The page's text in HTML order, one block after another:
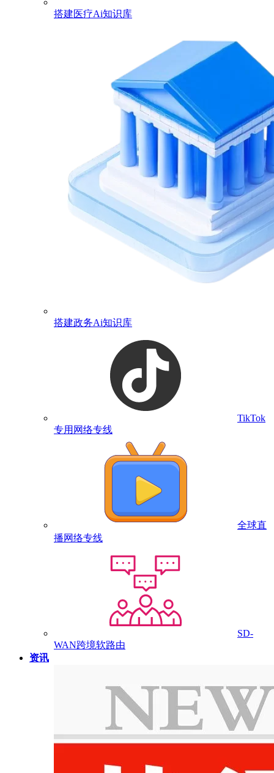
搭建医疗Ai知识库
搭建政务Ai知识库
TikTok
专用网络专线
全球直
播网络专线
SD-
WAN跨境软路由
资讯